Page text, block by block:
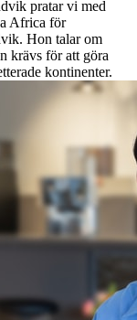
pratar vi med
Africa för
Hon talar om
krävs för att göra
kontinenter.